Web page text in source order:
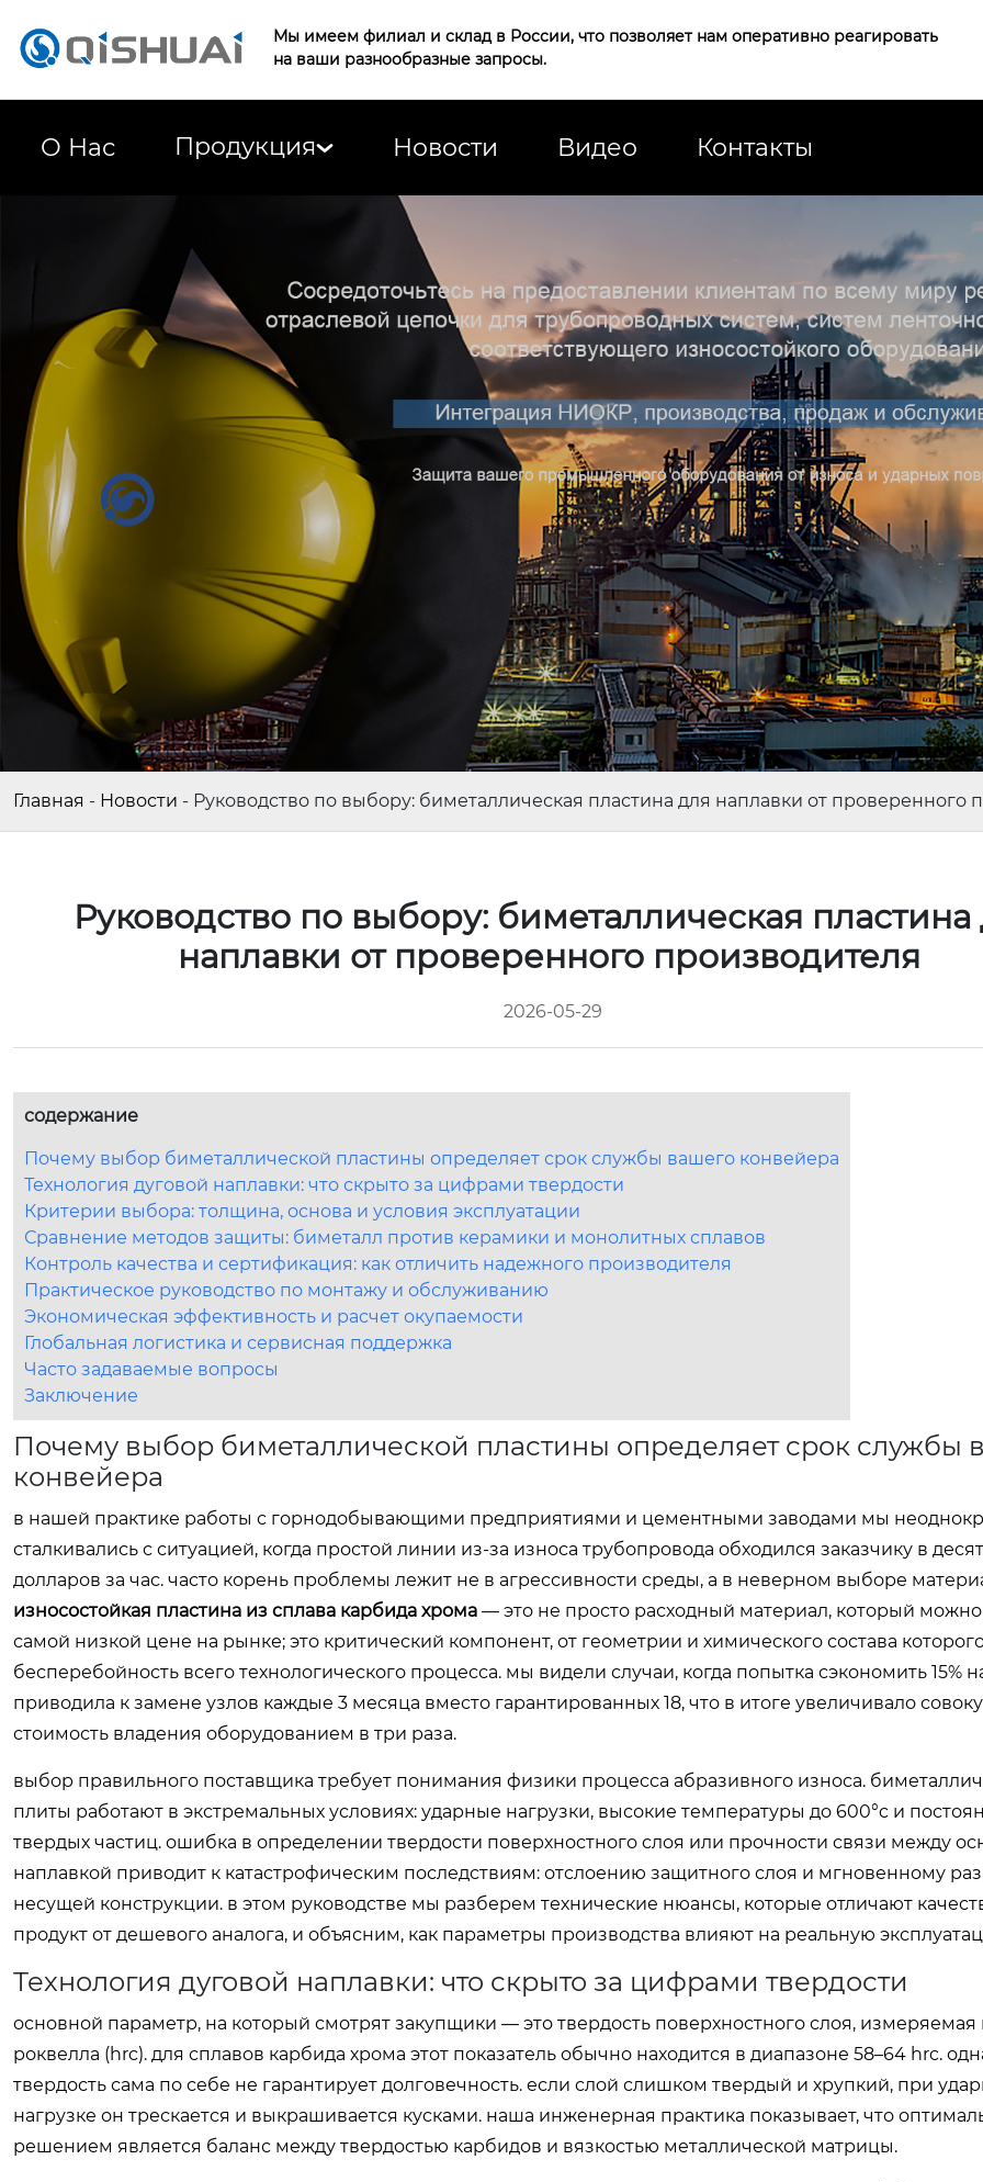
Мы имеем филиал и склад в России, что позволяет нам оперативно реагировать
на ваши разнообразные запросы.
О Нас Продукция Новости Видео Контакты
Главная - Новости - Руководство по выбору: биметаллическая пластина для наплавки от проверенного
Руководство по выбору: биметаллическая пластина
наплавки от проверенного производителя
2026-05-29
содержание
Почему выбор биметаллической пластины определяет срок службы вашего конвейера
Технология дуговой наплавки: что скрыто за цифрами твердости
Критерии выбора: толщина, основа и условия эксплуатации
Сравнение методов защиты: биметалл против керамики и монолитных сплавов
Контроль качества и сертификация: как отличить надежного производителя
Практическое руководство по монтажу и обслуживанию
Экономическая эффективность и расчет окупаемости
Глобальная логистика и сервисная поддержка
Часто задаваемые вопросы
Заключение
Почему выбор биметаллической пластины определяет срок службы
конвейера
в нашей практике работы с горнодобывающими предприятиями и цементными заводами мы
сталкивались с ситуацией, когда простой линии из-за износа трубопровода обходился заказчику в
долларов за час. часто корень проблемы лежит не в агрессивности среды, а в неверном выборе
износостойкая пластина из сплава карбида хрома — это не просто расходный материал, который можно
самой низкой цене на рынке; это критический компонент, от геометрии и химического состава
бесперебойность всего технологического процесса. мы видели случаи, когда попытка сэкономить 15%
приводила к замене узлов каждые 3 месяца вместо гарантированных 18, что в итоге увеличивало
стоимость владения оборудованием в три раза.
выбор правильного поставщика требует понимания физики процесса абразивного износа.
плиты работают в экстремальных условиях: ударные нагрузки, высокие температуры до 600°c и
твердых частиц. ошибка в определении твердости поверхностного слоя или прочности связи между
наплавкой приводит к катастрофическим последствиям: отслоению защитного слоя и мгновенному
несущей конструкции. в этом руководстве мы разберем технические нюансы, которые отличают
продукт от дешевого аналога, и объясним, как параметры производства влияют на реальную
Технология дуговой наплавки: что скрыто за цифрами твердости
основной параметр, на который смотрят закупщики — это твердость поверхностного слоя,
роквелла (hrc). для сплавов карбида хрома этот показатель обычно находится в диапазоне 58–64 hrc.
твердость сама по себе не гарантирует долговечность. если слой слишком твердый и хрупкий, при
нагрузке он трескается и выкрашивается кусками. наша инженерная практика показывает, что
решением является баланс между твердостью карбидов и вязкостью металлической матрицы.